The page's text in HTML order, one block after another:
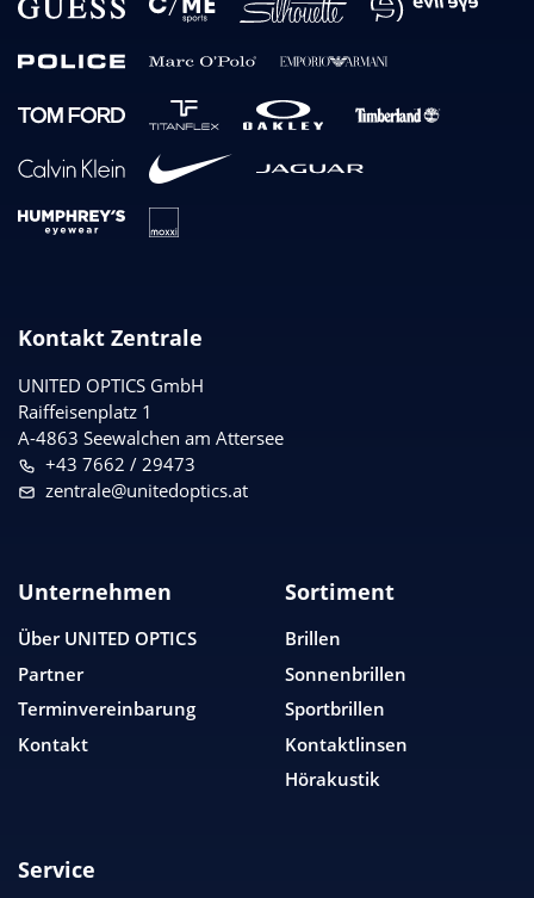
Kontakt Zentrale
UNITED OPTICS GmbH
Raiffeisenplatz 1
A-4863 Seewalchen am Attersee
+43 7662 / 29473
zentrale@unitedoptics.at
Unternehmen
Über UNITED OPTICS
Partner
Terminvereinbarung
Kontakt
Sortiment
Brillen
Sonnenbrillen
Sportbrillen
Kontaktlinsen
Hörakustik
Service